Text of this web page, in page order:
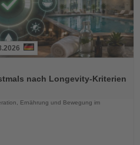
nach Longevity-Kriterien
Ernährung und Bewegung im